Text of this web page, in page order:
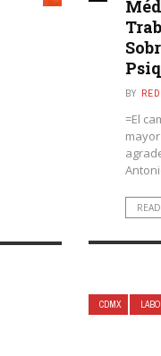
BY
=El
CDMX